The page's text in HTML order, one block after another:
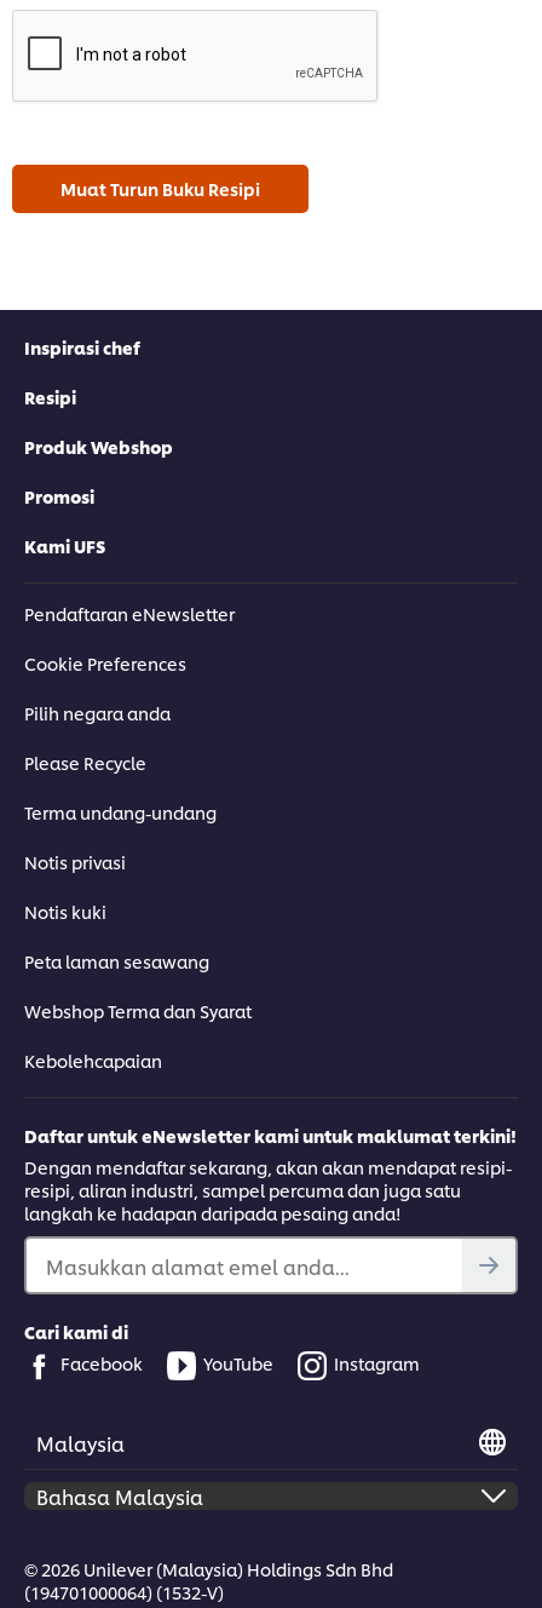
Muat Turun Buku Resipi
Inspirasi chef
Resipi
Produk Webshop
Promosi
Kami UFS
Pendaftaran eNewsletter
Cookie Preferences
Pilih negara anda
Please Recycle
Terma undang-undang
Notis privasi
Notis kuki
Peta laman sesawang
Webshop Terma dan Syarat
Kebolehcapaian
Daftar untuk eNewsletter kami untuk maklumat terkini!
Dengan mendaftar sekarang, akan akan mendapat resipi-
resipi, aliran industri, sampel percuma dan juga satu
langkah ke hadapan daripada pesaing anda!
Masukkan alamat emel anda...
Cari kami di
Facebook
YouTube Instagram
Malaysia
© 2026 Unilever (Malaysia) Holdings Sdn Bhd
(194701000064) (1532-V)